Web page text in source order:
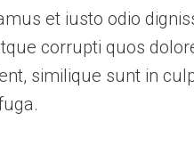
et iusto odio
corrupti quos
similique sunt in